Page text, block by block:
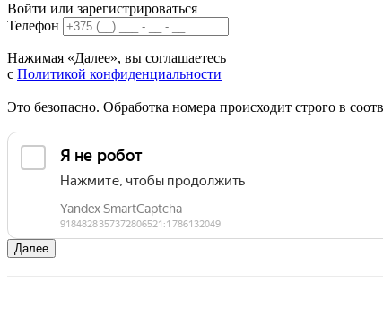
Войти или зарегистрироваться
Телефон
Нажимая «Далее», вы соглашаетесь
с Политикой конфиденциальности
Это безопасно. Обработка номера происходит строго в
Далее